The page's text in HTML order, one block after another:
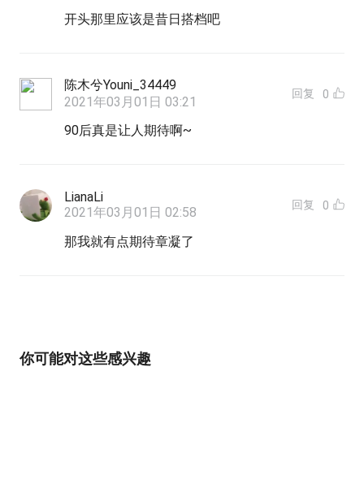
开头那里应该是昔日搭档吧
陈木兮Youni_34449
2021年03月01日 03:21
回复 0
90后真是让人期待啊~
LianaLi
2021年03月01日 02:58
回复 0
那我就有点期待章凝了
你可能对这些感兴趣